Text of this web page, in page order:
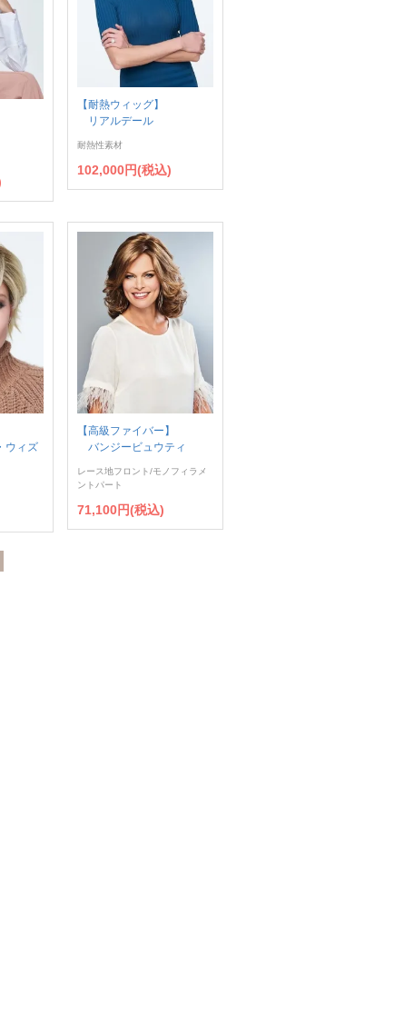
【耐熱ウィッグ】
リアルデール
耐熱性素材
102,000円(税込)
ウィズ
【高級ファイバー】
バンジービュウティ
レース地フロント/モノフィラメ
ントパート
71,100円(税込)